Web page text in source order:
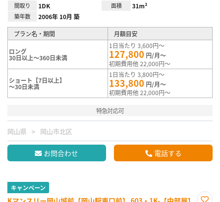
間取り 1DK 面積 31m²
築年数 2006年 10月 築
プラン名・期間 月額目安
ロング
30日以上～360日未満
1日当たり 3,600円～
127,800 円/月～
初期費用他 22,000円～
ショート【7日以上】
～30日未満
1日当たり 3,800円～
133,800 円/月～
初期費用他 22,000円～
特急対応可
岡山県 岡山市北区
お問合わせ 電話する
キャンペーン